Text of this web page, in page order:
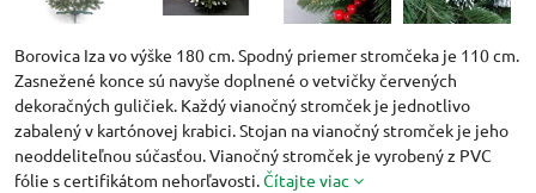
Borovica Iza vo výške 180 cm. Spodný priemer stromčeka je 110 cm.
Zasnežené konce sú navyše doplnené o vetvičky červených
dekoračných guličiek. Každý vianočný stromček je jednotlivo
zabalený v kartónovej krabici. Stojan na vianočný stromček je jeho
neoddeliteľnou súčasťou. Vianočný stromček je vyrobený z PVC
fólie s certifikátom nehorľavosti.Čítajte viac